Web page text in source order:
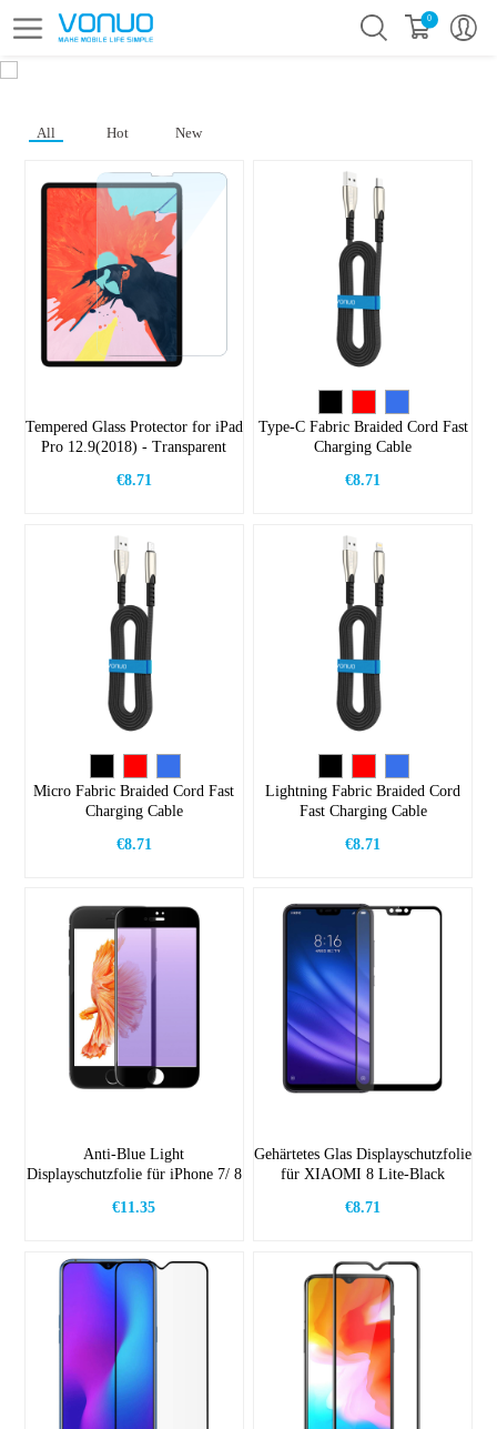
0
All Hot New
Tempered Glass Protector for iPad
Pro 12.9(2018) - Transparent
€8.71
Type-C Fabric Braided Cord Fast
Charging Cable
€8.71
Micro Fabric Braided Cord Fast
Charging Cable
€8.71
Lightning Fabric Braided Cord
Fast Charging Cable
€8.71
Anti-Blue Light
Displayschutzfolie für iPhone 7/ 8
€11.35
Gehärtetes Glas Displayschutzfolie
für XIAOMI 8 Lite-Black
€8.71